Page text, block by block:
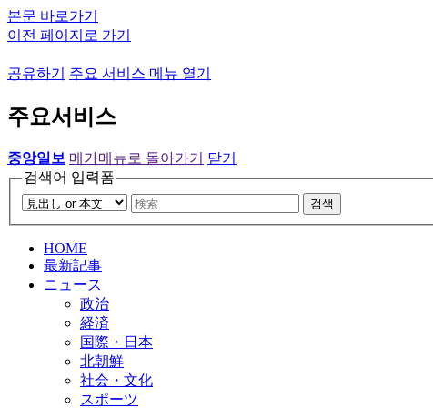
본문 바로가기
이전 페이지로 가기
공유하기 주요 서비스 메뉴 열기
주요서비스
중앙일보 메가메뉴로 돌아가기
닫기
검색어 입력폼
검색
HOME
最新記事
ニュース
政治
経済
国際・日本
北朝鮮
社会・文化
スポーツ